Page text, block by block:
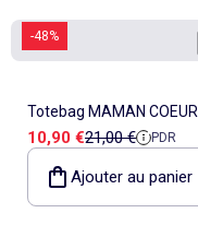
-48%
Totebag MAMAN COEUR
Prix de vente
10,90 €Prix de référence
21,00 € PDR
Ajouter au panier